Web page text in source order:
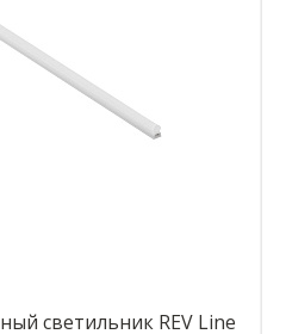
светильник REV Line